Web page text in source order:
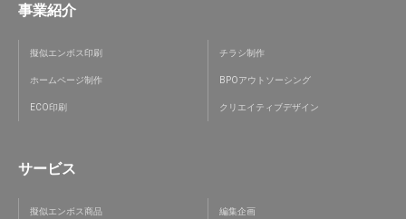
事業紹介
擬似エンボス印刷 チラシ制作
ホームページ制作 BPOアウトソーシング
ECO印刷 クリエイティブデザイン
サービス
擬似エンボス商品 編集企画